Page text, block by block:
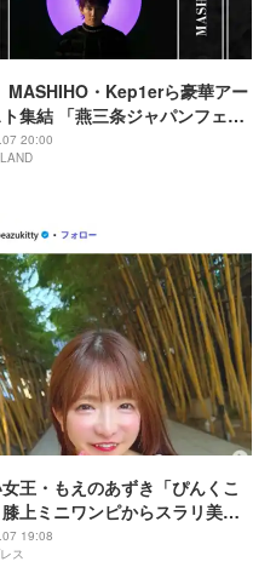
MASHIHO・Kep1erら豪華アー
集結 「燕三条ジャパンフェス
by LANDCON」開催決
20:00
王・もえのあずき「ぴんくこ
上ミニワンピからスラリ美脚
ル良くて脚が綺麗」「お人形
い」
19:08
ス